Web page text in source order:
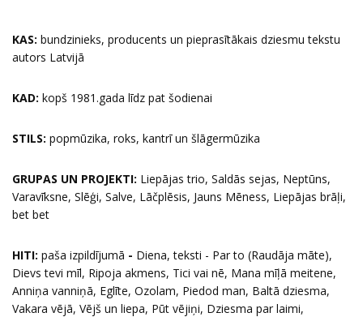
KAS: bundzinieks, producents un pieprasītākais dziesmu tekstu
autors Latvijā
KAD: kopš 1981.gada līdz pat šodienai
STILS: popmūzika, roks, kantrī un šlāgermūzika
GRUPAS UN PROJEKTI: Liepājas trio, Saldās sejas, Neptūns,
Varavīksne, Slēģi, Salve, Lāčplēsis, Jauns Mēness, Liepājas brāļi,
bet bet
HITI: paša izpildījumā - Diena, teksti - Par to (Raudāja māte),
Dievs tevi mīl, Ripoja akmens, Tici vai nē, Mana mīļā meitene,
Anniņa vanniņā, Eglīte, Ozolam, Piedod man, Baltā dziesma,
Vakara vējā, Vējš un liepa, Pūt vējiņi, Dziesma par laimi,